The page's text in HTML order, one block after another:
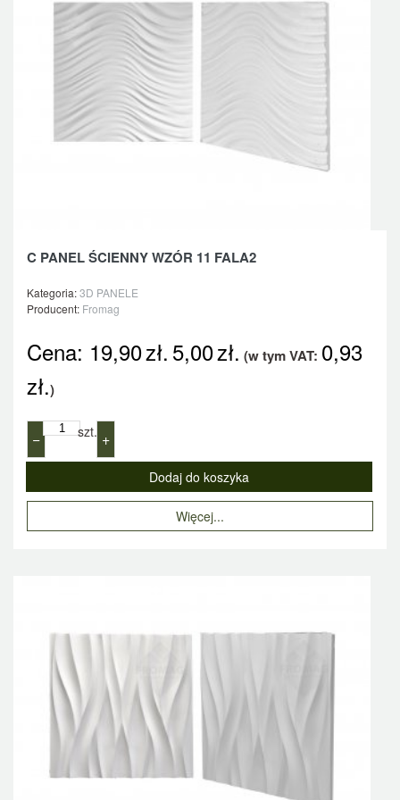
C PANEL ŚCIENNY WZÓR 11 FALA2
Kategoria:3D PANELE
Producent: Fromag
Cena: 19,90zł. 5,00zł. (w tym VAT: 0,93
zł.)
− szt. +
Więcej...